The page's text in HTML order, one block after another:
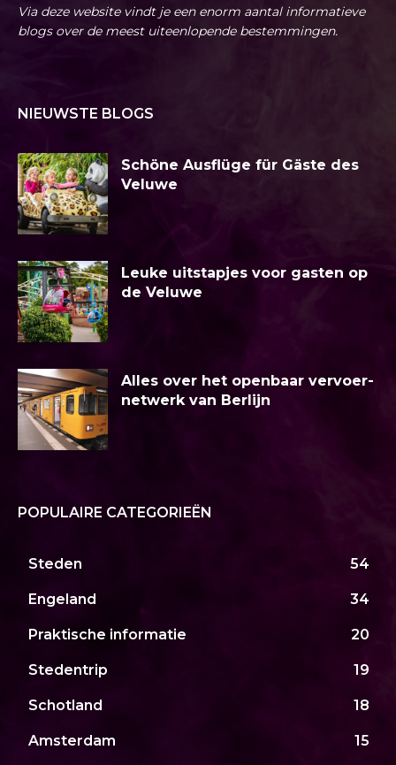
Via deze website vindt je een enorm aantal informatieve
blogs over de meest uiteenlopende bestemmingen.
NIEUWSTE BLOGS
Schöne Ausflüge für Gäste des
Veluwe
Leuke uitstapjes voor gasten op
de Veluwe
Alles over het openbaar vervoer-
netwerk van Berlijn
POPULAIRE CATEGORIEËN
Steden 54
Engeland 34
Praktische informatie 20
Stedentrip 19
Schotland 18
Amsterdam 15